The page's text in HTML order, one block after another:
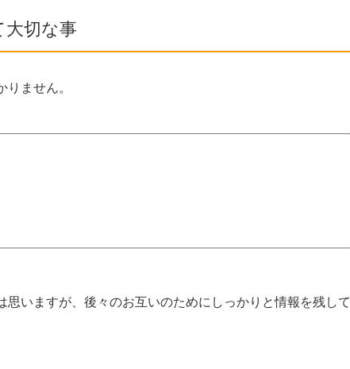
大切な事
ません。
いますが、後々のお互いのためにしっかりと情報を残して